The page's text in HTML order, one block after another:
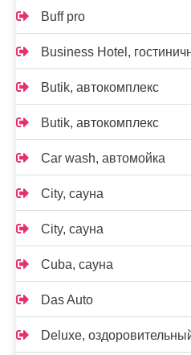
Buff pro
Business Hotel,
Butik, автокомплекс
Butik, автокомплекс
Car wash, автомойка
City, сауна
City, сауна
Cuba, сауна
Das Auto
Deluxe,